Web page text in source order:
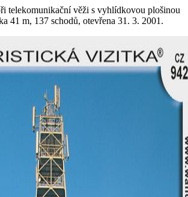
telekomunikační věži s vyhlídkovou plošinou
41 m, 137 schodů, otevřena 31. 3. 2001.